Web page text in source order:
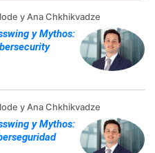
y Ana Chkhikvadze
y Mythos:
y Ana Chkhikvadze
y Mythos: